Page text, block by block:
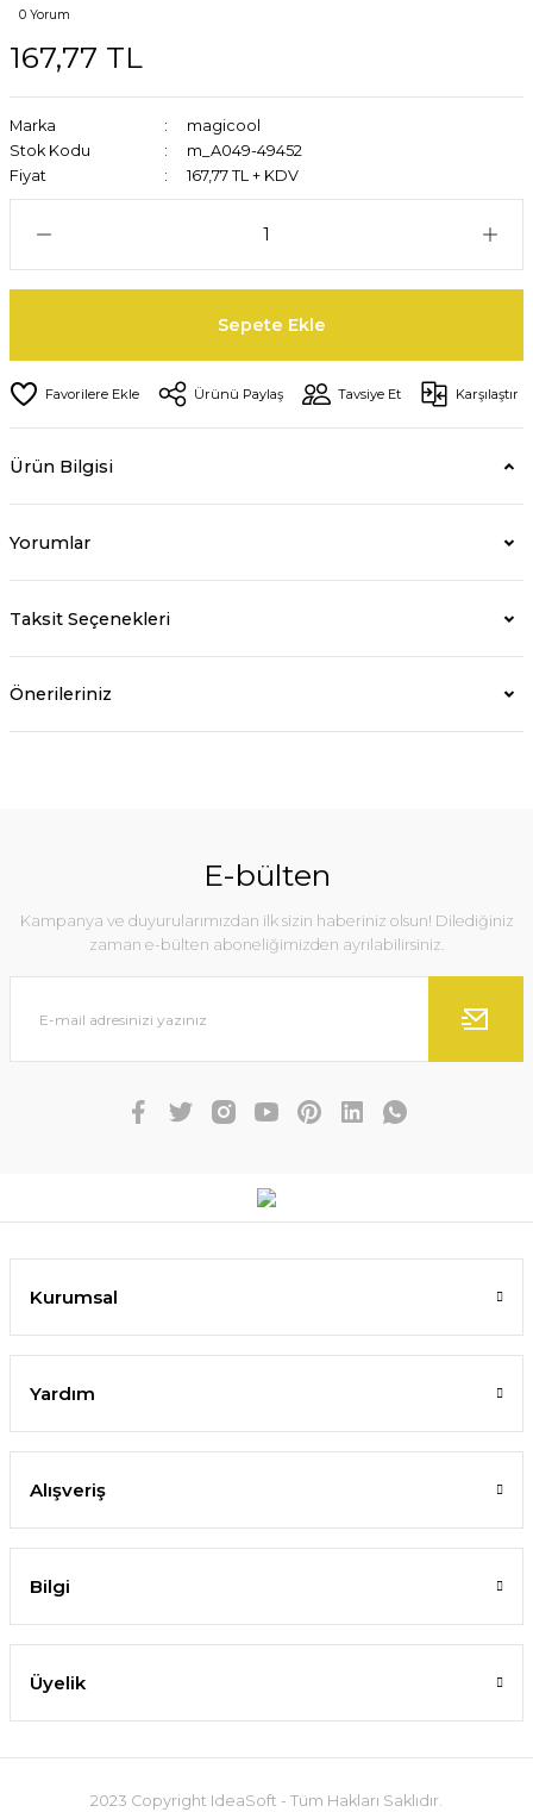
0 Yorum
167,77 TL
Marka
magicool
Stok Kodu
m_A049-49452
Fiyat
167,77 TL + KDV
Sepete Ekle
Ürünü Paylaş Tavsiye Et Karşılaştır
Ürün Bilgisi
Yorumlar
Taksit Seçenekleri
Önerileriniz
E-bülten
Kampanya ve duyurularımızdan ilk sizin haberiniz olsun! Dilediğiniz
zaman e-bülten aboneliğimizden ayrılabilirsiniz.
Kurumsal
Yardım
Alışveriş
Bilgi
Üyelik
2023 Copyright IdeaSoft - Tüm Hakları Saklıdır.